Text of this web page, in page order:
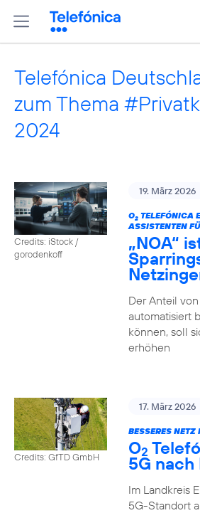
Telefónica
zum Thema
2024
Credits: iStock /
gorodenkoff
19. März 2026
O2TELEFÓNICA
ASSISTENTEN
„NOA“
Der Anteil
automatisiert
können, soll
erhöhen
Credits: GfTD GmbH
17. März 2026
BESSERES NETZ
O2
5G
Im Landkreis
5G-Standort